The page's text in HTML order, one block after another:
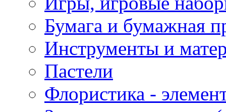
Бумага и бумажная
Инструменты и
Пастели
Флористика -